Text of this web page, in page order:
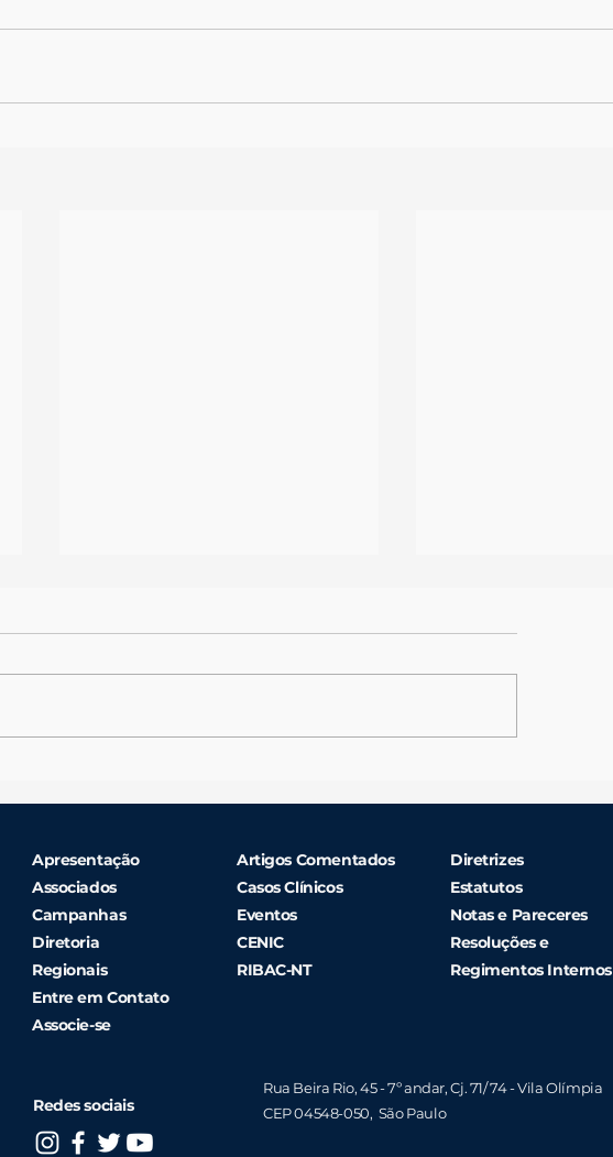
Apresentação
Associados
Campanhas
Diretoria
Regionais
Entre em Contato
Associe-se
Artigos Comentados
Casos Clínicos
Eventos
CENIC
RIBAC-NT
Diretrizes
Estatutos
Notas e Pareceres
Resoluções e
Regimentos Internos
Redes sociais
Rua Beira Rio, 45 - 7º andar, Cj. 71/ 74 - Vila Olímpia
CEP 04548-050, São Paulo